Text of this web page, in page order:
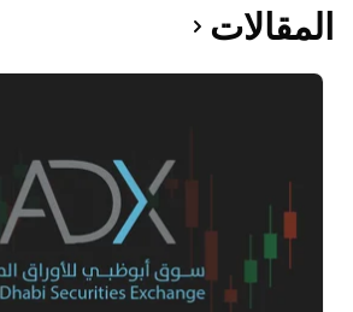
المقالات